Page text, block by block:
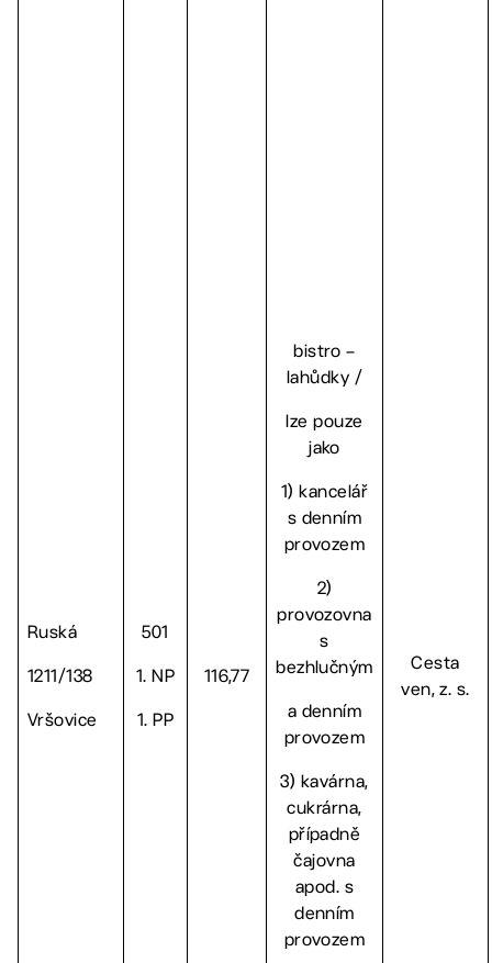
Ruská
1211/138
Vršovice
501
1. NP
1. PP
116,77
bistro –
lahůdky /
lze pouze
jako
1) kancelář
s denním
provozem
2)
provozovna
s
bezhlučným
a denním
provozem
3) kavárna,
cukrárna,
případně
čajovna
apod. s
denním
provozem
Cesta
ven, z. s.